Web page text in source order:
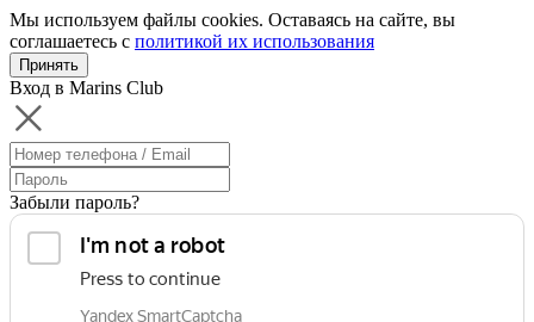
Мы используем файлы cookies. Оставаясь на сайте, вы
соглашаетесь с политикой их использования
Принять
Вход в Marins Club
Забыли пароль?